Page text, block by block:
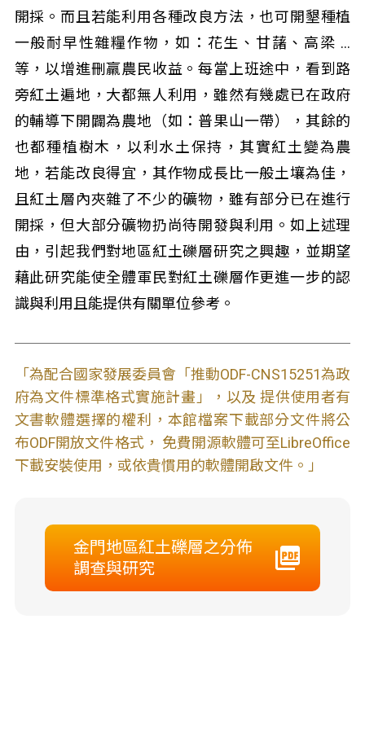
開採。而且若能利用各種改良方法，也可開墾種植
一般耐早性雜糧作物，如：花生、甘藷、高梁 …
等，以增進刪羸農民收益。每當上班途中，看到路
旁紅土遍地，大都無人利用，雖然有幾處已在政府
的輔導下開闢為農地（如：普果山一帶），其餘的
也都種植樹木，以利水土保持，其實紅土變為農
地，若能改良得宜，其作物成長比一般土壤為佳，
且紅土層內夾雜了不少的礦物，雖有部分已在進行
開採，但大部分礦物扔尚待開發與利用。如上述理
由，引起我們對地區紅土礫層研究之興趣，並期望
藉此研究能使全體軍民對紅土礫層作更進一步的認
識與利用且能提供有關單位參考。
「為配合國家發展委員會「推動ODF-CNS15251為政
府為文件標準格式實施計畫」，以及 提供使用者有
文書軟體選擇的權利，本館檔案下載部分文件將公
布ODF開放文件格式， 免費開源軟體可至LibreOffice
下載安裝使用，或依貴慣用的軟體開啟文件。」
金門地區紅土礫層之分佈
調查與研究